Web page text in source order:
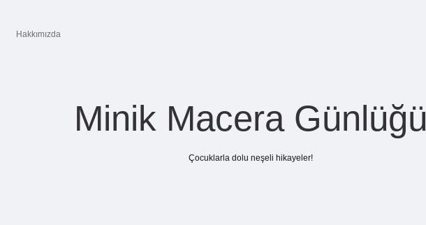
Hakkımızda
Minik Macera Günlüğü
Çocuklarla dolu neşeli hikayeler!